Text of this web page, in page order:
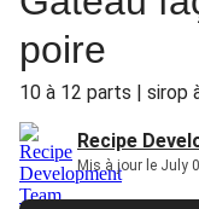
poire
10 à 12 parts | sirop
Recipe
Mis à jour le July